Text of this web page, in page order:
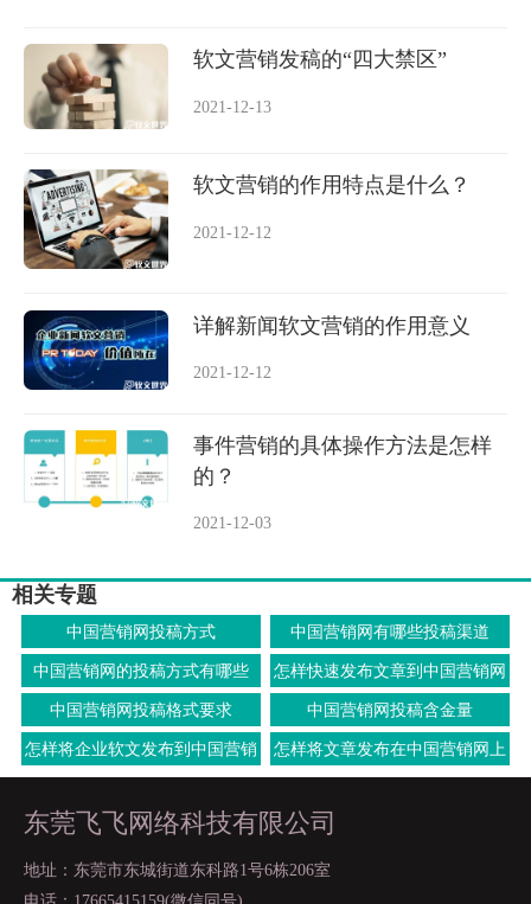
软文营销发稿的“四大禁区”
2021-12-13
软文营销的作用特点是什么？
2021-12-12
详解新闻软文营销的作用意义
2021-12-12
事件营销的具体操作方法是怎样
的？
2021-12-03
相关专题
中国营销网投稿方式 中国营销网有哪些投稿渠道
中国营销网的投稿方式有哪些
怎样快速发布文章到中国营销网
上面
中国营销网投稿格式要求 中国营销网投稿含金量
怎样将企业软文发布到中国营销
网上
怎样将文章发布在中国营销网上
面去
东莞飞飞网络科技有限公司
地址：东莞市东城街道东科路1号6栋206室